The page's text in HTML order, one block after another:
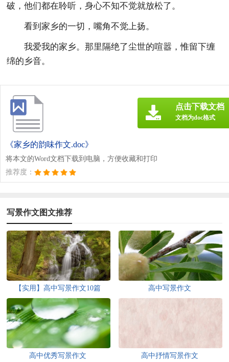
破，他们都在聆听，身心不知不觉就放松了。
看到家乡的一切，嘴角不觉上扬。
我爱我的家乡。那里隔绝了尘世的喧嚣，惟留下缠
绵的乡音。
《家乡的韵味作文.doc》
将本文的Word文档下载到电脑，方便收藏和打印
推荐度：
点击下载文档
文档为doc格式
写景作文图文推荐
【实用】高中写景作文10篇 高中写景作文
高中优秀写景作文 高中抒情写景作文